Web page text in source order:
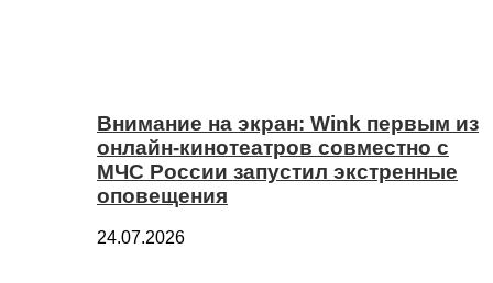
Внимание на экран: Wink первым из
онлайн-кинотеатров совместно с
МЧС России запустил экстренные
оповещения
24.07.2026